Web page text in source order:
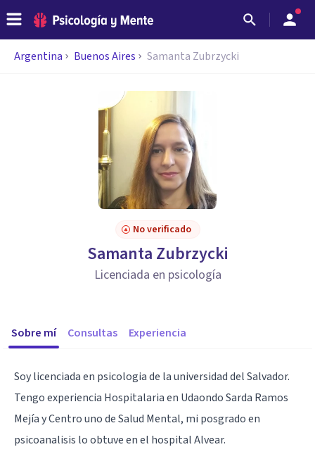
Argentina Buenos Aires Samanta Zubrzycki
No verificado
Samanta Zubrzycki
Licenciada en psicología
Sobre mí Consultas Experiencia
Soy licenciada en psicologia de la universidad del Salvador.
Tengo experiencia Hospitalaria en Udaondo Sarda Ramos
Mejía y Centro uno de Salud Mental, mi posgrado en
psicoanalisis lo obtuve en el hospital Alvear.